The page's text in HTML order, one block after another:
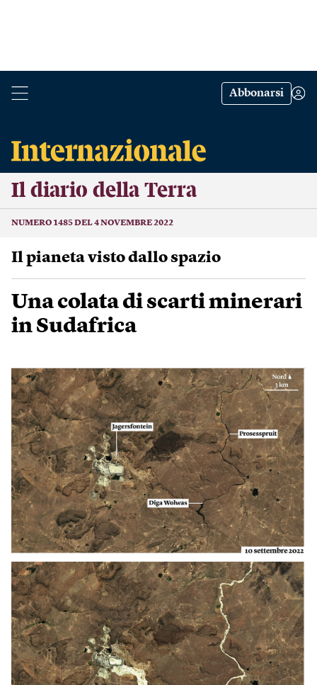
Abbonarsi
Il diario della Terra
NUMERO 1485 DEL 4 NOVEMBRE 2022
Il pianeta visto dallo spazio
Una colata di scarti minerari
in Sudafrica